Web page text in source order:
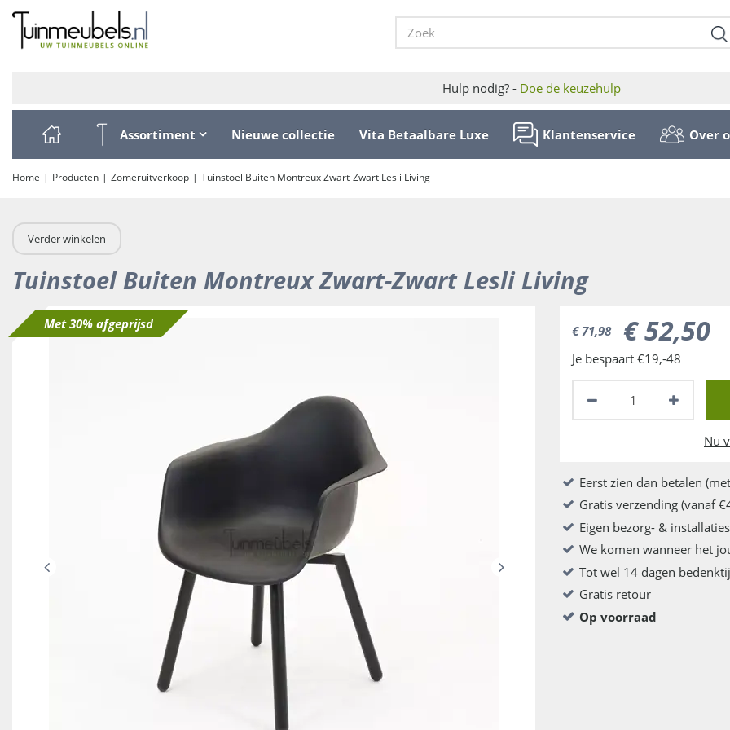
Ga
naar
content
Home Producten Zomeruitverkoop Tuinstoel Buiten Montreux Zwart-Zwart Lesli Living
Hulp nodig? - Doe de keuzehulp
Assortiment Nieuwe collectie Vita Betaalbare Luxe Klantenservice Over
Verder winkelen
Tuinstoel Buiten Montreux Zwart-Zwart Lesli Living
Met 30% afgeprijsd € 71,98 €52,50
Je bespaart €19,-48
Nu
Eerst zien dan betalen
Gratis verzending (vanaf
Eigen bezorg- &
We komen wanneer het
Tot wel 14 dagen
Gratis retour
Op voorraad